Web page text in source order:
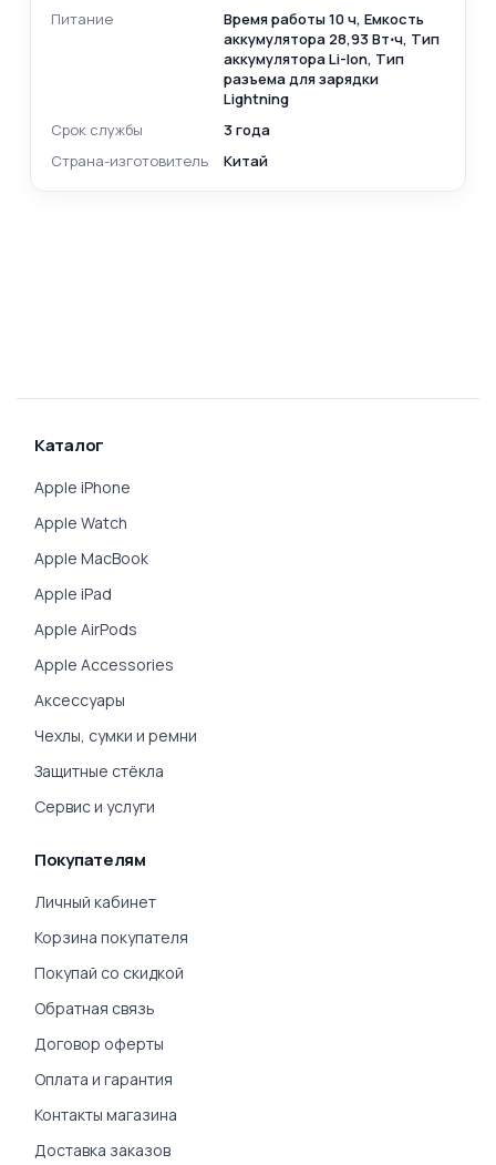
Питание
Время работы 10 ч, Емкость
аккумулятора 28,93 Вт⋅ч, Тип
аккумулятора Li-Ion, Тип
разъема для зарядки
Lightning
Срок службы
3 года
Страна-изготовитель
Китай
Каталог
Apple iPhone
Apple Watch
Apple MacBook
Apple iPad
Apple AirPods
Apple Accessories
Аксессуары
Чехлы, сумки и ремни
Защитные стёкла
Сервис и услуги
Покупателям
Личный кабинет
Корзина покупателя
Покупай со скидкой
Обратная связь
Договор оферты
Оплата и гарантия
Контакты магазина
Доставка заказов